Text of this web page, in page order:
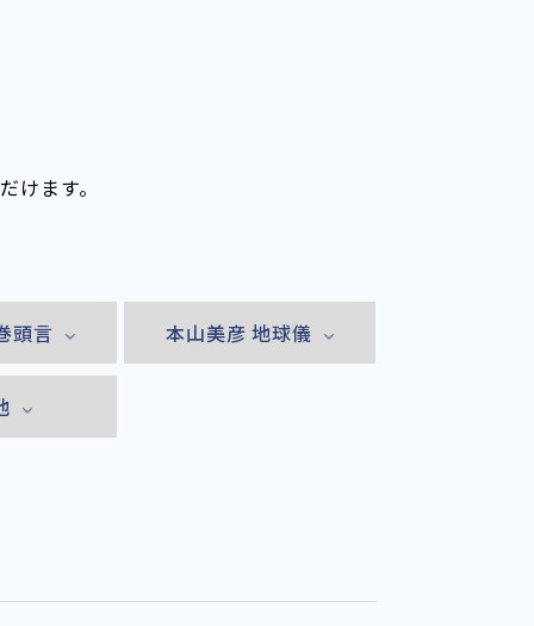
けます。
頭言 本山美彦 地球儀